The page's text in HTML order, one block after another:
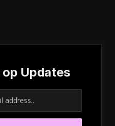
Updates